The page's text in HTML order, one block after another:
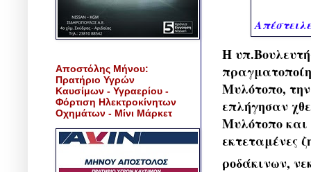
Η
Μυλότοπο,
επλήγησαν
Μυλότοπο
εκτεταμένες
ροδάκινων,
Αποστόλης Μήνου:
Πρατήριο Υγρών
Καυσίμων - Υγραερίου -
Φόρτιση Ηλεκτροκίνητων
Οχημάτων - Μίνι Μάρκετ